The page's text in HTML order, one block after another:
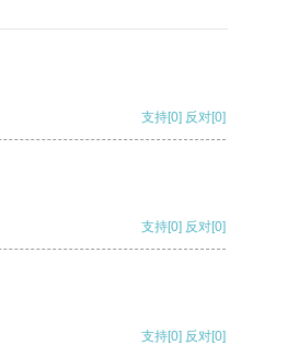
支持[0] 反对[0]
支持[0] 反对[0]
支持[0] 反对[0]